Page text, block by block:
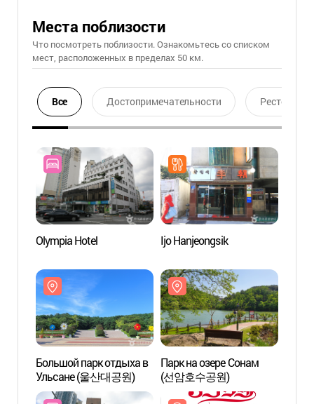
Места поблизости
Что посмотреть поблизости. Ознакомьтесь со списком
мест, расположенных в пределах 50 км.
Все Достопримечательности Ресторан
Olympia Hotel Ijo Hanjeongsik
Большой парк отдыха в
Ульсане (울산대공원)
Парк на озере Сонам
(선암호수공원)